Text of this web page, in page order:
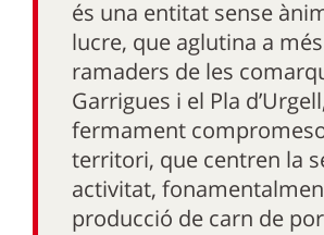
és una entitat sense
lucre, que aglutina a
ramaders de les
Garrigues i el Pla
fermament
territori, que centren la
activitat,
producció de carn de